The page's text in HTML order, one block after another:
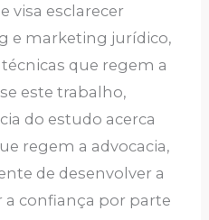
visa esclarecer
e marketing jurídico,
que regem a
este trabalho,
do estudo acerca
regem a advocacia,
de desenvolver a
a confiança por parte